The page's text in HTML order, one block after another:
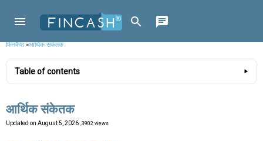
फिनकैश»आर्थिक संकेतक
Table of contents
आर्थिक संकेतक
Updated on August 5, 2026 , 3902 views